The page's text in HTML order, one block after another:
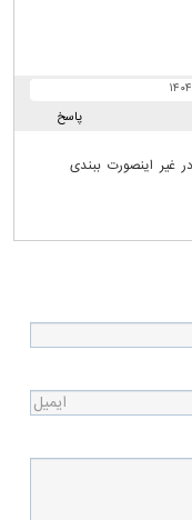
پاسخ
اینصورت ببندی